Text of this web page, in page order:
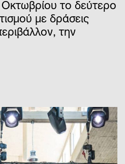
Οκτωβρίου το δεύτερο
με δράσεις
την